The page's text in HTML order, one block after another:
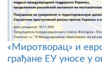
«Миротворац» и
грађане ЕУ уносе у